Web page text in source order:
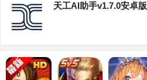
天工AI助手v1.7.0安卓版